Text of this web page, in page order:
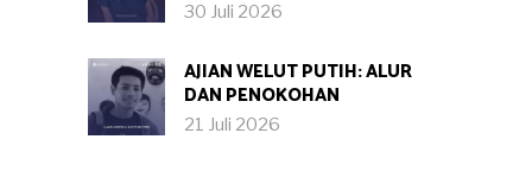
30 Juli 2026
AJIAN WELUT PUTIH: ALUR
DAN PENOKOHAN
21 Juli 2026